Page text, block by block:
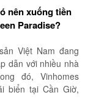
nên xuống tiền
Paradise?
Việt Nam đang
dẫn với nhiều nhà
đó, Vinhomes
biển tại Cần Giờ,